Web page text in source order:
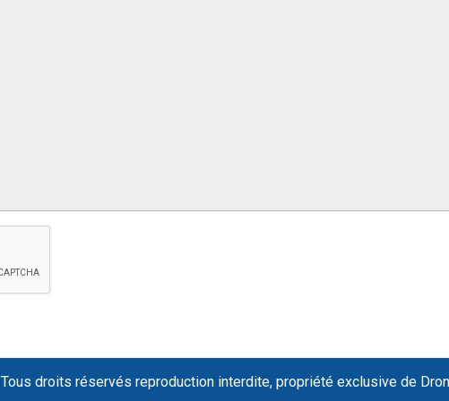
Tous droits réservés reproduction interdite, propriété exclusive de